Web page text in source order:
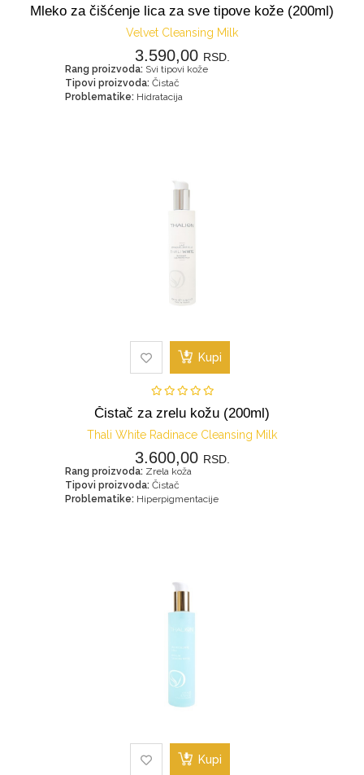
Mleko za čišćenje lica za sve tipove kože (200ml)
Velvet Cleansing Milk
3.590,00 RSD.
Rang proizvoda: Svi tipovi kože
Tipovi proizvoda: Čistač
Problematike: Hidratacija
Kupi
Čistač za zrelu kožu (200ml)
Thali White Radinace Cleansing Milk
3.600,00 RSD.
Rang proizvoda: Zrela koža
Tipovi proizvoda: Čistač
Problematike: Hiperpigmentacije
Kupi